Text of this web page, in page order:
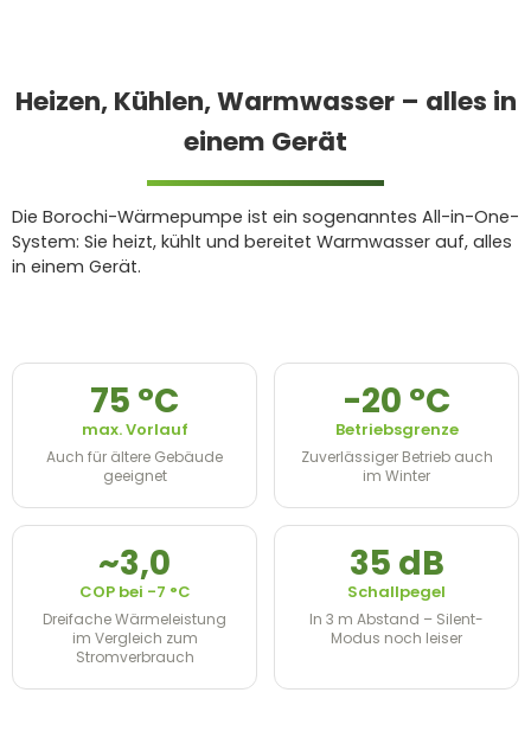
Heizen, Kühlen, Warmwasser – alles in
einem Gerät
Die Borochi-Wärmepumpe ist ein sogenanntes All-in-One-
System: Sie heizt, kühlt und bereitet Warmwasser auf, alles
in einem Gerät.
75 °C
max. Vorlauf
Auch für ältere Gebäude
geeignet
-20 °C
Betriebsgrenze
Zuverlässiger Betrieb auch
im Winter
~3,0
COP bei -7 °C
Dreifache Wärmeleistung
im Vergleich zum
Stromverbrauch
35 dB
Schallpegel
In 3 m Abstand – Silent-
Modus noch leiser